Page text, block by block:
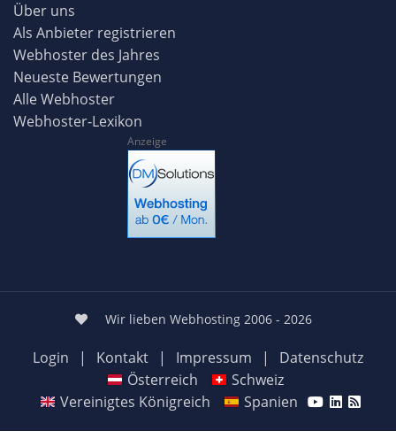
Über uns
Als Anbieter registrieren
Webhoster des Jahres
Neueste Bewertungen
Alle Webhoster
Webhoster-Lexikon
Anzeige
Wir lieben Webhosting 2006 - 2026
Login | Kontakt | Impressum |
Datenschutz
Österreich
Schweiz
Vereinigtes Königreich
Spanien